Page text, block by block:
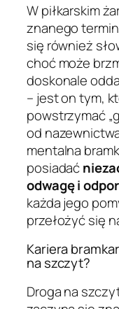
W piłkarskim
znanego
się również
choć może
doskonale
– jest on tym,
powstrzymać
od
mentalna
posiadać
odwagę i
każda jego
przełożyć się
Kariera
na szczyt?
Droga na